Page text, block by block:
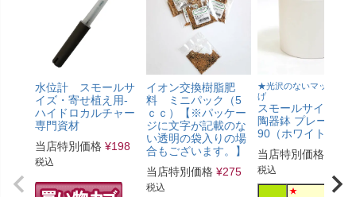
水位計 スモールサ
イズ・寄せ植え用-
ハイドロカルチャー
専門資材
当店特別価格 ¥198
税込
イオン交換樹脂肥
料 ミニパック（5
ｃｃ）【※パッケー
ジに文字が記載のな
い透明の袋入りの場
合もございます。】
当店特別価格 ¥275
税込
★光沢のないマットな仕
げ
スモールサイズ
陶器鉢 プレーン
90（ホワイト）
当店特別価格
税込